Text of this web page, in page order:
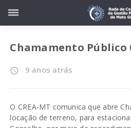
Chamamento Público
access_time 9 anos atrás
O CREA-MT comunica que abre
locação de terreno, para